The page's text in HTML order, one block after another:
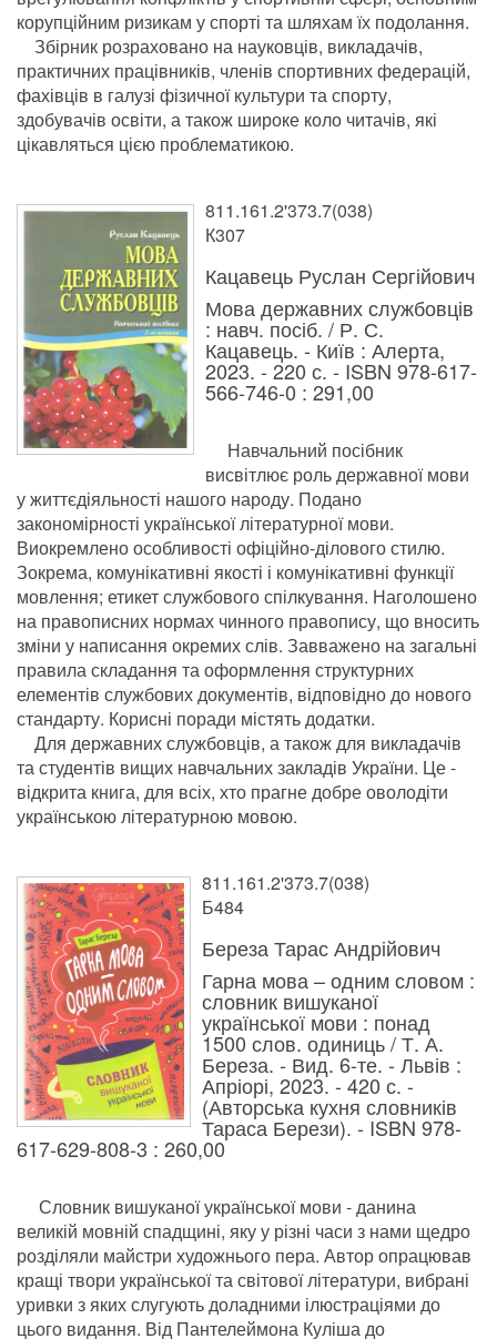
корупційним ризикам у спорті та шляхам їх подолання.
Збірник розраховано на науковців, викладачів,
практичних працівників, членів спортивних федерацій,
фахівців в галузі фізичної культури та спорту,
здобувачів освіти, а також широке коло читачів, які
цікавляться цією проблематикою.
811.161.2'373.7(038)
К307
Кацавець Руслан Сергійович
Мова державних службовців
: навч. посіб. / Р. С.
Кацавець. - Київ : Алерта,
2023. - 220 с. - ISBN 978-617-
566-746-0 : 291,00
Навчальний посібник
висвітлює роль державної мови
у життєдіяльності нашого народу. Подано
закономірності української літературної мови.
Виокремлено особливості офіційно-ділового стилю.
Зокрема, комунікативні якості і комунікативні функції
мовлення; етикет службового спілкування. Наголошено
на правописних нормах чинного правопису, що вносить
зміни у написання окремих слів. Завважено на загальні
правила складання та оформлення структурних
елементів службових документів, відповідно до нового
стандарту. Корисні поради містять додатки.
Для державних службовців, а також для викладачів
та студентів вищих навчальних закладів України. Це -
відкрита книга, для всіх, хто прагне добре оволодіти
українською літературною мовою.
811.161.2'373.7(038)
Б484
Береза Тарас Андрійович
Гарна мова – одним словом :
словник вишуканої
української мови : понад
1500 слов. одиниць / Т. А.
Береза. - Вид. 6-те. - Львів :
Апріорі, 2023. - 420 с. -
(Авторська кухня словників
Тараса Берези). - ISBN 978-
617-629-808-3 : 260,00
Словник вишуканої української мови - данина
великій мовній спадщині, яку у різні часи з нами щедро
розділяли майстри художнього пера. Автор опрацював
кращі твори української та світової літератури, вибрані
уривки з яких слугують доладними ілюстраціями до
цього видання. Від Пантелеймона Куліша до